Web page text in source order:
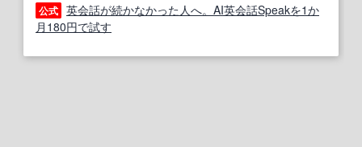
公式 英会話が続かなかった人へ。AI英会話Speakを1か
月180円で試す